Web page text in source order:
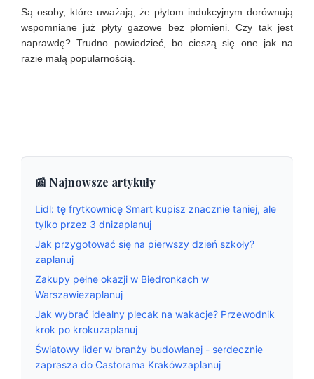
Są osoby, które uważają, że płytom indukcyjnym dorównują
wspomniane już płyty gazowe bez płomieni. Czy tak jest
naprawdę? Trudno powiedzieć, bo cieszą się one jak na
razie małą popularnością.
📰 Najnowsze artykuły
Lidl: tę frytkownicę Smart kupisz znacznie taniej, ale
tylko przez 3 dnizaplanuj
Jak przygotować się na pierwszy dzień szkoły?
zaplanuj
Zakupy pełne okazji w Biedronkach w
Warszawiezaplanuj
Jak wybrać idealny plecak na wakacje? Przewodnik
krok po krokuzaplanuj
Światowy lider w branży budowlanej - serdecznie
zaprasza do Castorama Krakówzaplanuj